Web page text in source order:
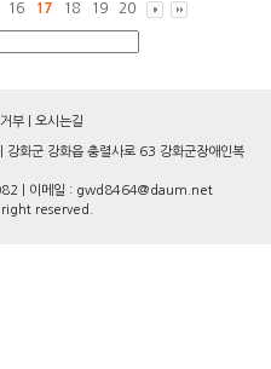
16 17 18 19 20
부 오시는길
강화군 강화읍 충렬사로 63 강화군장애인복
| 이메일 : gwd8464@daum.net
reserved.